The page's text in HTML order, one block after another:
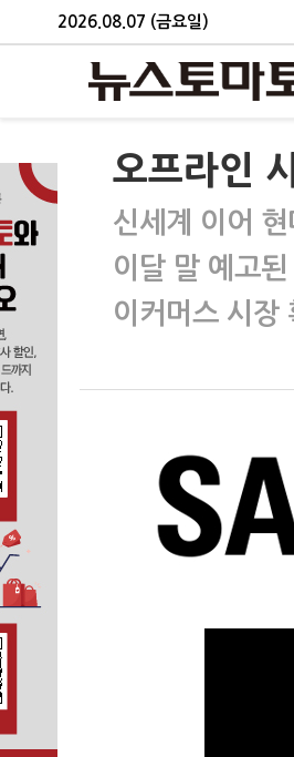
2026.08.07 (금요일)
오프라인
신세계 이어
이달 말 예고
이커머스 시장